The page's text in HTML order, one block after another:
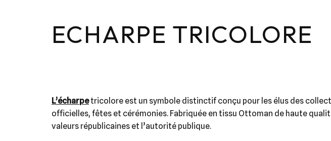
ECHARPE TRICOLORE
L’écharpetricolore est un symbole distinctif conçu pour les élus des
officielles, fêtes et cérémonies. Fabriquée en tissu Ottoman de haute
valeurs républicaines et l’autorité publique.